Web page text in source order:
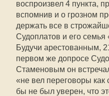
воспроизвел 4 пункта,
вспомнив и о грозном
держать все в
Судоплатов и его семья
Будучи арестованным,
первом же допросе
Стаменовым он
«не вел переговоры
бы не был уверен, что